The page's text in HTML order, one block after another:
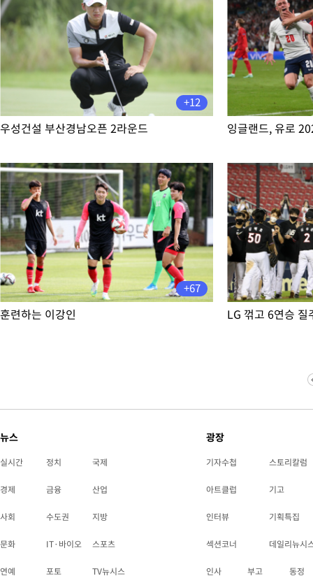
-21403초 전 >[속보]규제합리화위원회 부위원장에 김태유 서울대 공대 교
병태 후임
-17761초 전 > [속보]국힘 윤리위, '돌려차기 발언' 진종오·서범수 징계 절차
-13086초 전 >[속보] 7월 중국 수출 23.9%↑ 수입 27.5%↑…무역총액
-10246초 전 >[속보]'채상병 순직 책임' 임성근, 항소심도 징역 3년
-10112초 전 >[속보]종합특검, '관저이전 봐주기 감사' 유병호 구속기소
민주 콩고 에볼라환자 4천명 돌파, 4053명 발생 1850명 사망
-5962초 전 >[속보]'300억원대 사기 혐의' 차가원 대표 구속 송치
-3669초 전 >[속보]경찰·노동부, HL만도 평택사업장 끼임 사망 관련 압수수
-3550초 전 >[속보]합수본, '투표율 허위 입력' 중앙·서울·경기도 선관위 등
압수수색
+12
우성건설 부산경남오픈 2라운드 잉글랜드, 유로
+67
훈련하는 이강인 LG 꺾고 6연승 질
뉴스
실시간 정치 국제
경제 금융 산업
사회 수도권 지방
문화 IT·바이오 스포츠
연예 포토 TV뉴시스
광장
기자수첩 스토리칼럼
아트클럽 기고
인터뷰 기획특집
섹션코너 데일리뉴시
인사 부고 동정